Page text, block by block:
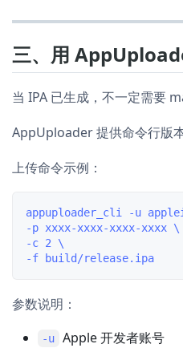
三、用
当 IPA 已生成，不一定需要
AppUploader 提供命令行版
上传命令示例：
appuploader_cli -u
-p xxxx-xxxx-xxxx-xxxx \
-c 2 \
参数说明：
-u Apple 开发者账号